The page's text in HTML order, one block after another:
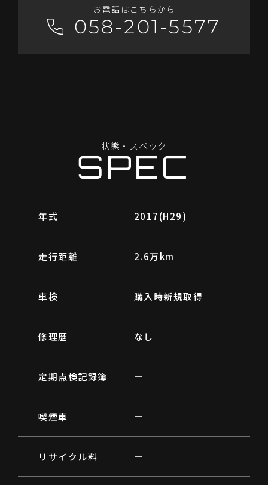
お電話はこちらから
058-201-5577
状態 ・ ス ペ ック
SPEC
年式 2017(H29)
走行距離 2.6万km
車検 購入時新規取得
修理歴 なし
定期点検記録簿 ー
喫煙車 ー
リサイクル料 ー